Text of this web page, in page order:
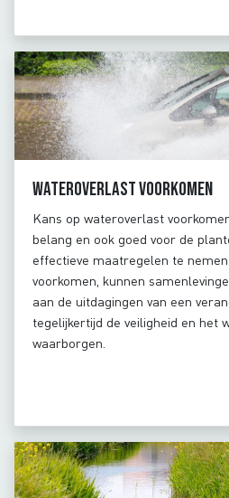
Wateroverlast voorkomen
Kans op wateroverlast
belang en ook goed voor de
effectieve maatregelen te
voorkomen, kunnen
aan de uitdagingen van een
tegelijkertijd de veiligheid en het
waarborgen.